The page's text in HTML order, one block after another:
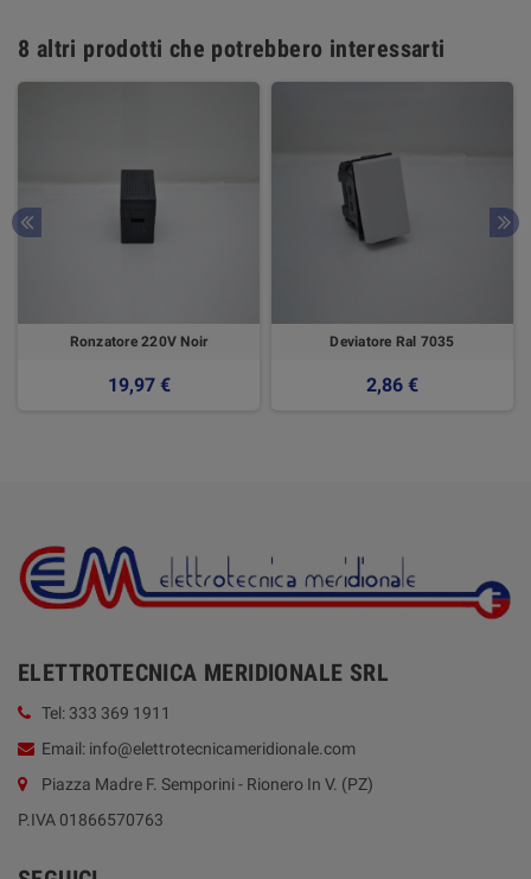
8 altri prodotti che potrebbero interessarti
Ronzatore 220V Noir
19,97 €
Deviatore Ral 7035
2,86 €
ELETTROTECNICA MERIDIONALE SRL
Tel: 333 369 1911
Email: info@elettrotecnicameridionale.com
Piazza Madre F. Semporini - Rionero In V. (PZ)
P.IVA 01866570763